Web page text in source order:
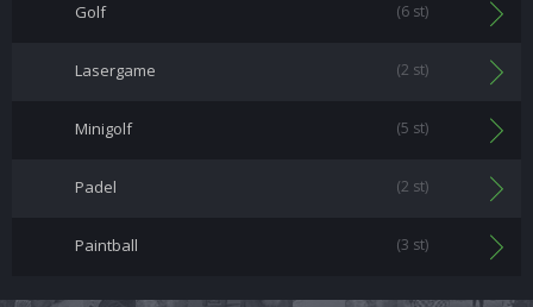
Golf (6 st)
Lasergame (2 st)
Minigolf (5 st)
Padel (2 st)
Paintball (3 st)